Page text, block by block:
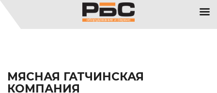
МЯСНАЯ ГАТЧИНСКАЯ
КОМПАНИЯ